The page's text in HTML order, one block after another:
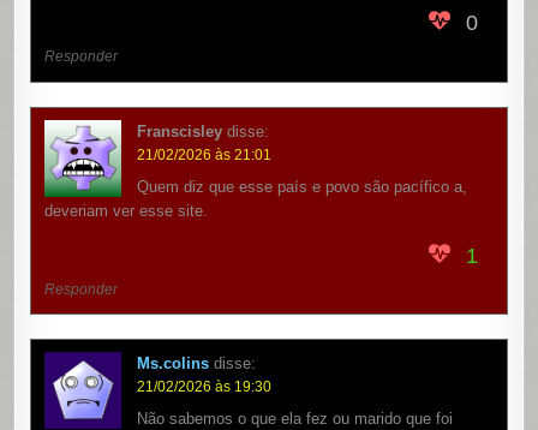
0
Responder
Franscisley disse:
21/02/2026 às 21:01
Quem diz que esse país e povo são pacífico a,
deveriam ver esse site.
1
Responder
Ms.colins disse:
21/02/2026 às 19:30
Não sabemos o que ela fez ou marido que foi